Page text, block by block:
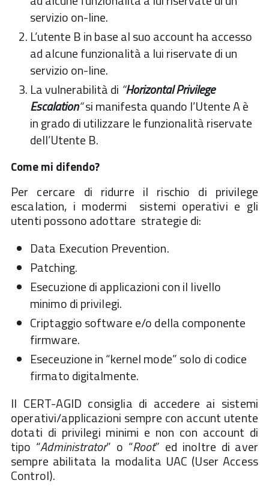
servizio on-line.
L’utente B in base al suo account ha accesso
ad alcune funzionalità a lui riservate di un
servizio on-line.
La vulnerabilità di “Horizontal Privilege
Escalation“si manifesta quando l’Utente A è
in grado di utilizzare le funzionalità riservate
dell’Utente B.
Come mi difendo?
Per cercare di ridurre il rischio di privilege
escalation, i modermi sistemi operativi e gli
utenti possono adottare strategie di:
Data Execution Prevention.
Patching.
Esecuzione di applicazioni con il livello
minimo di privilegi.
Criptaggio software e/o della componente
firmware.
Eseceuzione in “kernel mode” solo di codice
firmato digitalmente.
Il CERT-AGID consiglia di accedere ai sistemi
operativi/applicazioni sempre con accunt utente
dotati di privilegi minimi e non con account di
tipo “Administrator” o “Root” ed inoltre di aver
sempre abilitata la modalita UAC (User Access
Control).